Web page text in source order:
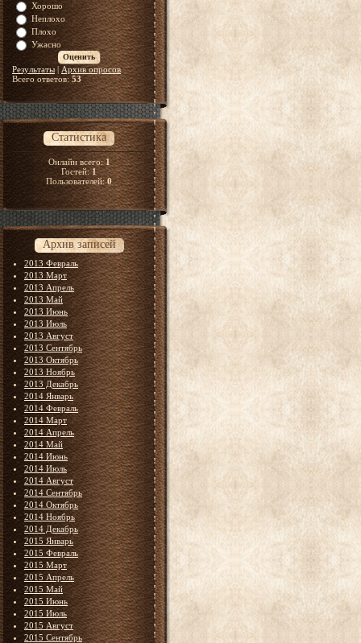
Хорошо
Неплохо
Плохо
Ужасно
Результаты| Архив опросов
Всего ответов:53
Статистика
Онлайн всего:1
Гостей:1
Пользователей:0
Архив записей
2013 Февраль
2013 Март
2013 Апрель
2013 Май
2013 Июнь
2013 Июль
2013 Август
2013 Сентябрь
2013 Октябрь
2013 Ноябрь
2013 Декабрь
2014 Январь
2014 Февраль
2014 Март
2014 Апрель
2014 Май
2014 Июнь
2014 Июль
2014 Август
2014 Сентябрь
2014 Октябрь
2014 Ноябрь
2014 Декабрь
2015 Январь
2015 Февраль
2015 Март
2015 Апрель
2015 Май
2015 Июнь
2015 Июль
2015 Август
2015 Сентябрь